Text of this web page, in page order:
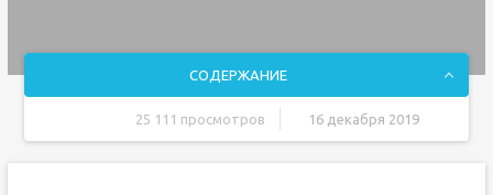
СОДЕРЖАНИЕ
25 111 просмотров 16 декабря 2019